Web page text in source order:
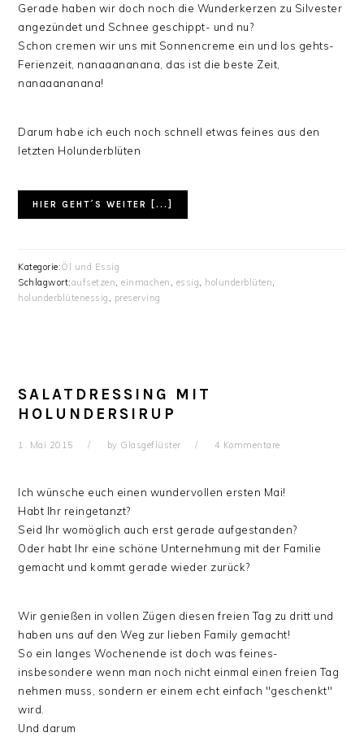
Gerade haben wir doch noch die Wunderkerzen zu Silvester
angezündet und Schnee geschippt- und nu?
Schon cremen wir uns mit Sonnencreme ein und los gehts-
Ferienzeit, nanaaananana, das ist die beste Zeit,
nanaaananana!
Darum habe ich euch noch schnell etwas feines aus den
letzten Holunderblüten
HIER GEHT´S WEITER [...]
Kategorie:Öl und Essig
Schlagwort:aufsetzen,einmachen , essig, holunderblüten,
holunderblütenessig , preserving
SALATDRESSING MIT
HOLUNDERSIRUP
1. Mai 2015 by Glasgeflüster 4 Kommentare
Ich wünsche euch einen wundervollen ersten Mai!
Habt Ihr reingetanzt?
Seid Ihr womöglich auch erst gerade aufgestanden?
Oder habt Ihr eine schöne Unternehmung mit der Familie
gemacht und kommt gerade wieder zurück?
Wir genießen in vollen Zügen diesen freien Tag zu dritt und
haben uns auf den Weg zur lieben Family gemacht!
So ein langes Wochenende ist doch was feines-
insbesondere wenn man noch nicht einmal einen freien Tag
nehmen muss, sondern er einem echt einfach "geschenkt"
wird.
Und darum